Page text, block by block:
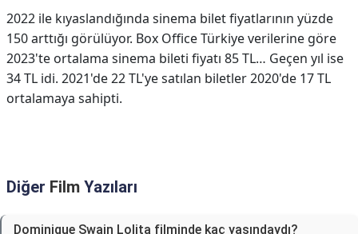
2022 ile kıyaslandığında sinema bilet fiyatlarının yüzde
150 arttığı görülüyor. Box Office Türkiye verilerine göre
2023'te ortalama sinema bileti fiyatı 85 TL… Geçen yıl ise
34 TL idi. 2021'de 22 TL'ye satılan biletler 2020'de 17 TL
ortalamaya sahipti.
Diğer Film Yazıları
Dominique Swain Lolita filminde kaç yaşındaydı?